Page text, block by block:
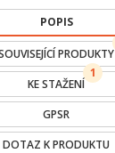
POPIS
PRODUKTY
KE STAŽENÍ
1
GPSR
DOTAZ K PRODUKTU